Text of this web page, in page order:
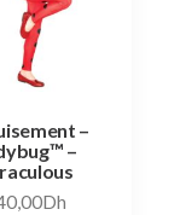
–
–
Dh